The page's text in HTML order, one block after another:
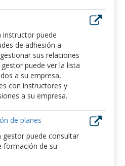
instructor puede
de adhesión a
sus relaciones
puede ver la lista
a su empresa,
con instructores y
a su empresa.
de planes
gestor puede consultar
formación de su